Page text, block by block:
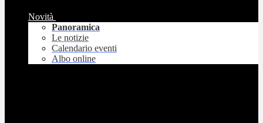
Novità
Panoramica
Le notizie
Calendario eventi
Albo online